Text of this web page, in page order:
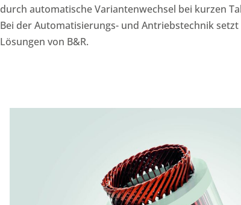
durch automatische Variantenwechsel bei kurzen
Bei der Automatisierungs- und Antriebstechnik
Lösungen von B&R.